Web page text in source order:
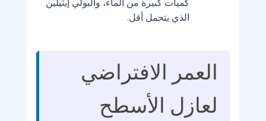
كميات كبيرة من الماء، والبولي إيثيلين
الذي يتحمل أقل.
العمر الافتراضي
لعازل الأسطح